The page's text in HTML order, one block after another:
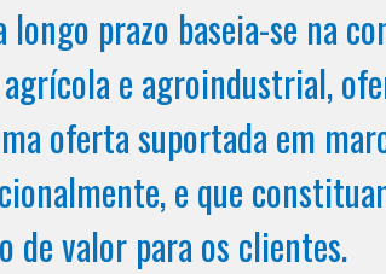
prazo baseia-se na
e agroindustrial,
oferta suportada em
e que
de valor para os clientes.